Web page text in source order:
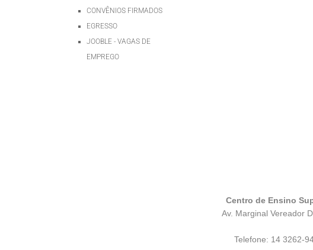
CONVÊNIOS FIRMADOS
EGRESSO
JOOBLE - VAGAS DE
EMPREGO
Centro de Ensino
Av. Marginal Vereador
Telefone: 14 3262-